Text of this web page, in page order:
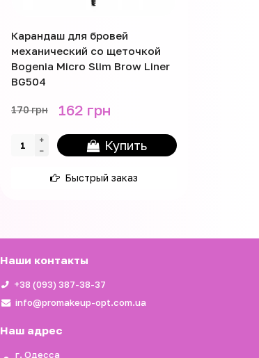
Карандаш для бровей
механический со щеточкой
Bogenia Micro Slim Brow Liner
BG504
170 грн 162 грн
Купить
Быстрый заказ
Наши контакты
+38 (093) 387-38-37
info@promakeup-opt.com.ua
Наш адрес
г. Одесса